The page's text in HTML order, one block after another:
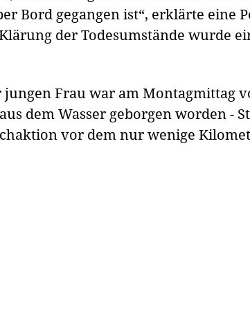
Bord gegangen ist“, erklärte eine
der Todesumstände wurde
jungen Frau war am Montagmittag
dem Wasser geborgen worden -
vor dem nur wenige